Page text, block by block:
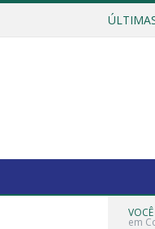
em